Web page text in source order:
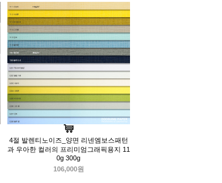
4절 발렌티노이즈_양면 리넨엠보스패턴
과 우아한 컬러의 프리미엄그래픽용지 11
0g 300g
106,000원